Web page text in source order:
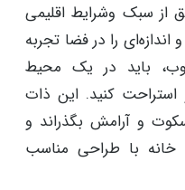
از سبک وشرایط اقلیمی
را در فضا تجربه
باید در یک محیط
کنید. این ذات
و آرامش بگذراند و
با طراحی مناسب